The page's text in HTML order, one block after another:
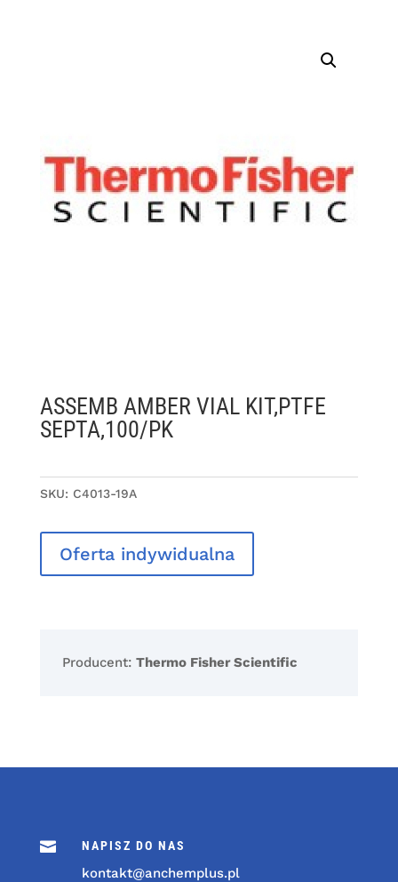
ASSEMB AMBER VIAL KIT,PTFE
SEPTA,100/PK
SKU: C4013-19A
Oferta indywidualna
Producent: Thermo Fisher Scientific
 NAPISZ DO NAS
kontakt@anchemplus.pl